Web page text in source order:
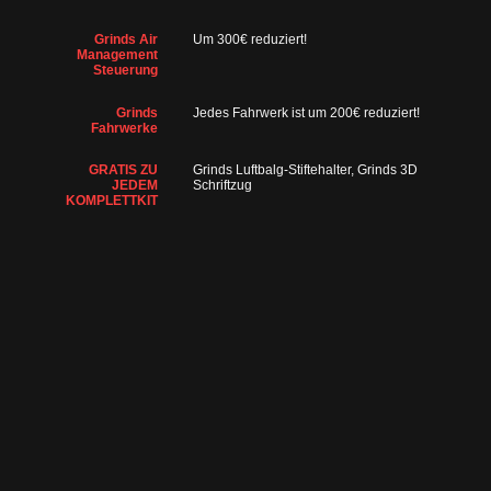
Grinds Air
Management
Steuerung
Um 300€ reduziert!
Grinds
Fahrwerke
Jedes Fahrwerk ist um 200€ reduziert!
GRATIS ZU
JEDEM
KOMPLETTKIT
Grinds Luftbalg-Stiftehalter, Grinds 3D
Schriftzug